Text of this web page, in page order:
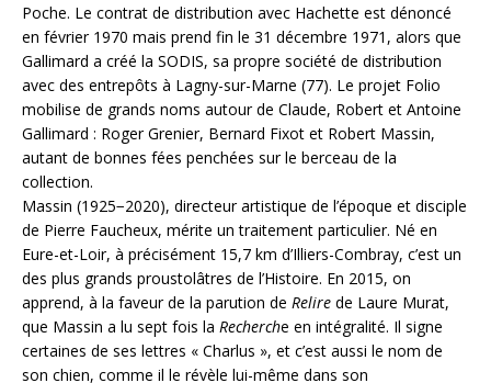
Poche. Le contrat de distribution avec Hachette est dénoncé
en février 1970 mais prend fin le 31 décembre 1971, alors que
Gallimard a créé la SODIS, sa propre société de distribution
avec des entrepôts à Lagny-sur-Marne (77). Le projet Folio
mobilise de grands noms autour de Claude, Robert et Antoine
Gallimard : Roger Grenier, Bernard Fixot et Robert Massin,
autant de bonnes fées penchées sur le berceau de la
collection.
Massin (1925−2020), directeur artistique de l’époque et disciple
de Pierre Faucheux, mérite un traitement particulier. Né en
Eure-et-Loir, à précisément 15,7 km d’Illiers-Combray, c’est un
des plus grands proustolâtres de l’Histoire. En 2015, on
apprend, à la faveur de la parution de Relire de Laure Murat,
que Massin a lu sept fois la Recherche en intégralité. Il signe
certaines de ses lettres « Charlus », et c’est aussi le nom de
son chien, comme il le révèle lui-même dans son